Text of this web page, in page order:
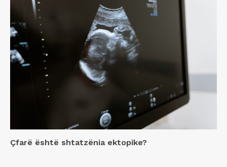
Çfarë është shtatzënia ektopike?